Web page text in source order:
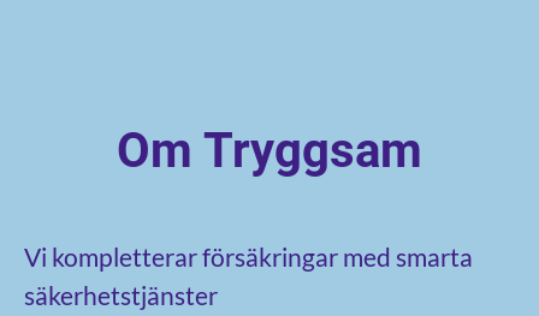
Om Tryggsam
Vi kompletterar försäkringar med smarta
säkerhetstjänster